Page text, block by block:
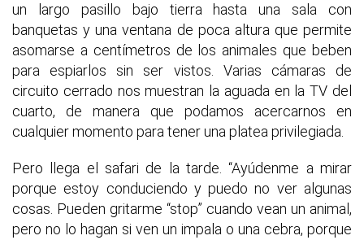
un largo pasillo bajo tierra hasta una sala con
banquetas y una ventana de poca altura que permite
asomarse a centímetros de los animales que beben
para espiarlos sin ser vistos. Varias cámaras de
circuito cerrado nos muestran la aguada en la TV del
cuarto, de manera que podamos acercarnos en
cualquier momento para tener una platea privilegiada.
Pero llega el safari de la tarde. “Ayúdenme a mirar
porque estoy conduciendo y puedo no ver algunas
cosas. Pueden gritarme “stop” cuando vean un animal,
pero no lo hagan si ven un impala o una cebra, porque